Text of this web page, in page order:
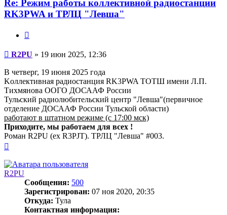
Re: Режим работы коллективной радиостанции
RK3PWA и ТРЛЦ "Левша"
Сообщение
R2PU » 19 июн 2025, 12:36
В четверг, 19 июня 2025 года
Kоллективная радиостанция RK3PWA ТОТШ имени Л.П.
Тихмянова ООГО ДОСААФ России
Тульский радиолюбительский центр "Левша"(первичное
отделение ДОСААФ России Тульской области)
работают в штатном режиме (с 17:00 мск)
Приходите, мы работаем для всех !
Роман R2PU (ex R3PJT). ТРЛЦ "Левша" #003.
началу
R2PU
Сообщения: 500
Зарегистрирован: 07 ноя 2020, 20:35
Откуда: Тула
Контактная информация: